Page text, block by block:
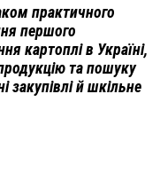
практичного
першого
картоплі в Україні,
та пошуку
закупівлі й шкільне